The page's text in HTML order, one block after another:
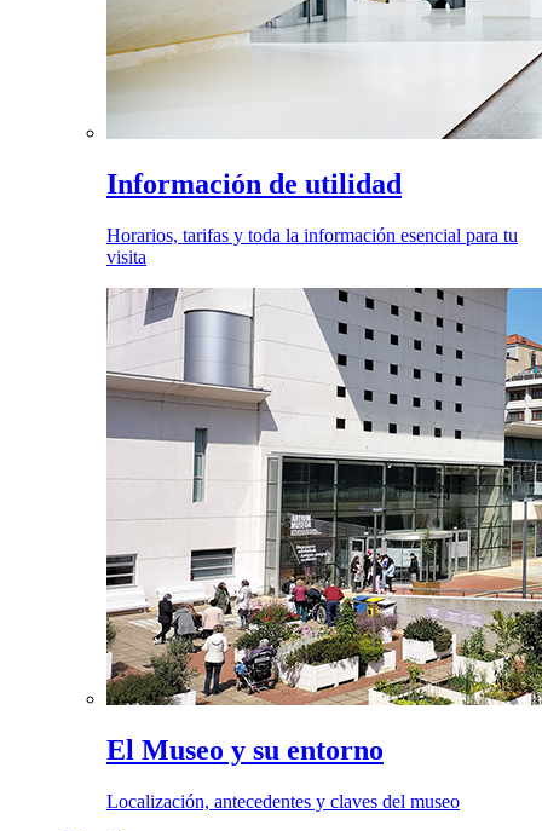
Información de utilidad
Horarios, tarifas y toda la información esencial para tu
visita
El Museo y su entorno
Localización, antecedentes y claves del museo